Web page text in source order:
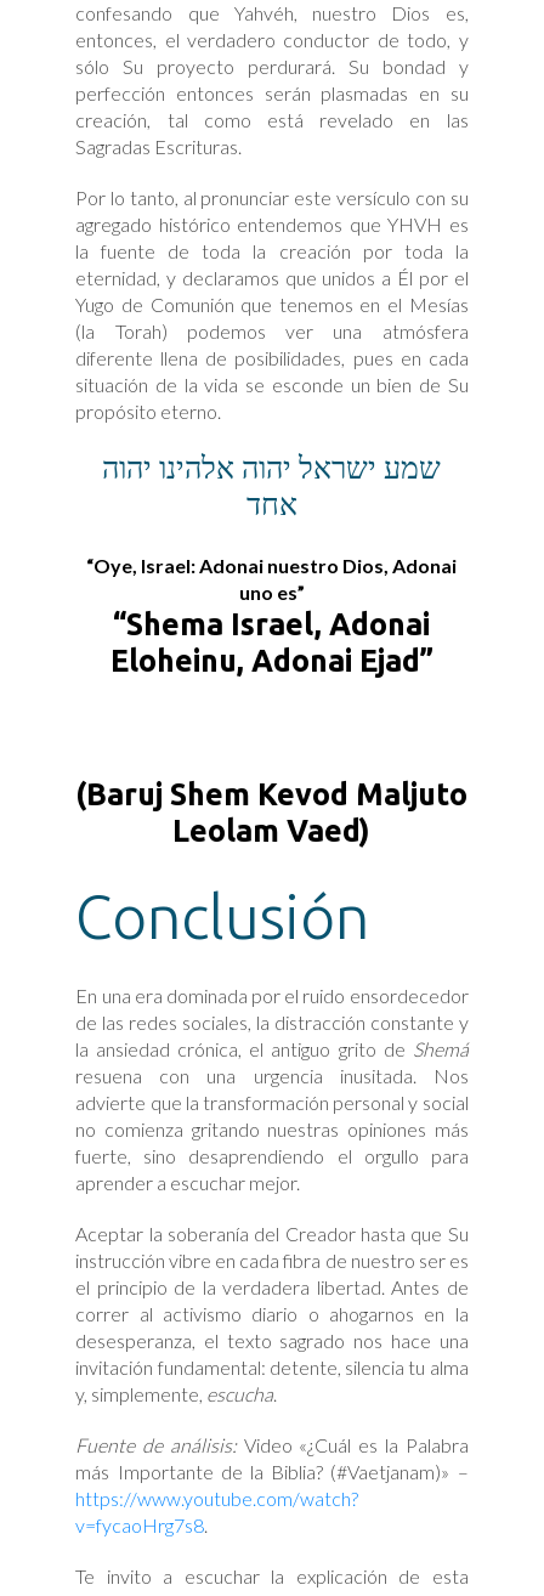
confesando que Yahvéh, nuestro Dios es,
entonces, el verdadero conductor de todo, y
sólo Su proyecto perdurará. Su bondad y
perfección entonces serán plasmadas en su
creación, tal como está revelado en las
Sagradas Escrituras.
Por lo tanto, al pronunciar este versículo con su
agregado histórico entendemos que YHVH es
la fuente de toda la creación por toda la
eternidad, y declaramos que unidos a Él por el
Yugo de Comunión que tenemos en el Mesías
(la Torah) podemos ver una atmósfera
diferente llena de posibilidades, pues en cada
situación de la vida se esconde un bien de Su
propósito eterno.
שמע ישראל יהוה אלהינו יהוה
אחד
“Oye, Israel: Adonai nuestro Dios, Adonai
uno es”
“Shema Israel, Adonai
Eloheinu, Adonai Ejad”
(Baruj Shem Kevod Maljuto
Leolam Vaed)
Conclusión
En una era dominada por el ruido ensordecedor
de las redes sociales, la distracción constante y
la ansiedad crónica, el antiguo grito de Shemá
resuena con una urgencia inusitada. Nos
advierte que la transformación personal y social
no comienza gritando nuestras opiniones más
fuerte, sino desaprendiendo el orgullo para
aprender a escuchar mejor.
Aceptar la soberanía del Creador hasta que Su
instrucción vibre en cada fibra de nuestro ser es
el principio de la verdadera libertad. Antes de
correr al activismo diario o ahogarnos en la
desesperanza, el texto sagrado nos hace una
invitación fundamental: detente, silencia tu alma
y, simplemente, escucha.
Fuente de análisis:Video «¿Cuál es la Palabra
más Importante de la Biblia? (#Vaetjanam)» –
https://www.youtube.com/watch?
v=fycaoHrg7s8.
Te invito a escuchar la explicación de esta